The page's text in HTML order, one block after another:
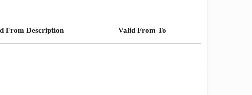
From Description Valid From To